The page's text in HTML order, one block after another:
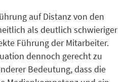
auf Distanz von den
als deutlich schwieriger
Führung der Mitarbeiter.
dennoch gerecht zu
Bedeutung, dass die